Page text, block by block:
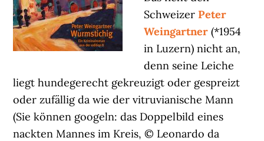
Schweizer Peter
Weingartner (*1954
in Luzern) nicht an,
denn seine Leiche
liegt hundegerecht gekreuzigt oder gespreizt
oder zufällig da wie der vitruvianische Mann
(Sie können googeln: das Doppelbild eines
nackten Mannes im Kreis, © Leonardo da